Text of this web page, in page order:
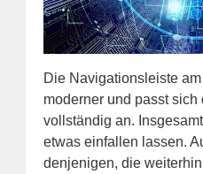
Die Navigationsleiste
moderner und passt
vollständig an.
etwas einfallen lassen.
denjenigen, die